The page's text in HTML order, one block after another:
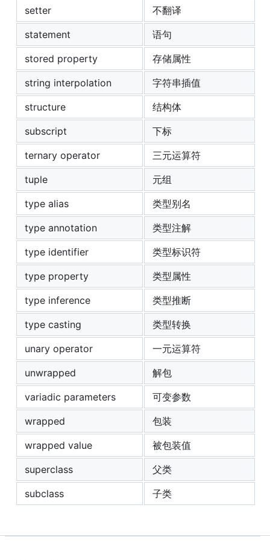
setter
不翻译
statement
语句
stored property
存储属性
string interpolation
字符串插值
structure
结构体
subscript
下标
ternary operator
三元运算符
tuple
元组
type alias
类型别名
type annotation
类型注解
type identifier
类型标识符
type property
类型属性
type inference
类型推断
type casting
类型转换
unary operator
一元运算符
unwrapped
解包
variadic parameters
可变参数
wrapped
包装
wrapped value
被包装值
superclass
父类
subclass
子类